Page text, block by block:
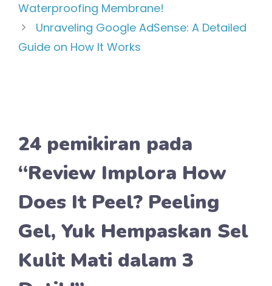
Waterproofing Membrane!
Unraveling Google AdSense: A Detailed
Guide on How It Works
24 pemikiran pada
“Review Implora How
Does It Peel? Peeling
Gel, Yuk Hempaskan Sel
Kulit Mati dalam 3